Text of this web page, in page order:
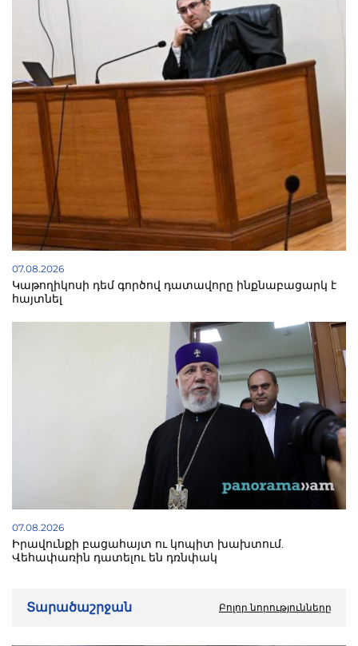
07.08.2026
Կաթողիկոսի դեմ գործով դատավորը ինքնաբացարկ է
հայտնել
07.08.2026
Իրավունքի բացահայտ ու կոպիտ խախտում.
Վեհափառին դատելու են դռնփակ
Տարածաշրջան Բոլոր նորությունները